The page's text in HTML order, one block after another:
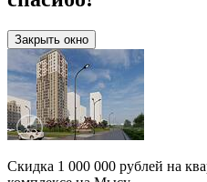
Закрыть окно
Скидка 1 000 000 рублей на